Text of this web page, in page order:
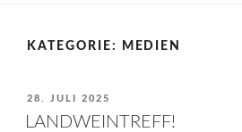
KATEGORIE: MEDIEN
VERÖFFENTLICHT
AM
28. JULI 2025
LANDWEINTREFF!